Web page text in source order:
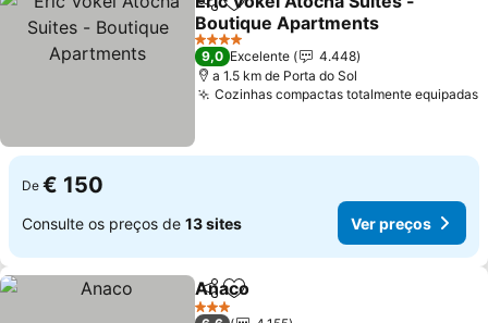
PartilharAdicionar aos favoritos
Boutique Apartments
Ver preços
4 Estrelas
9,0 Excelente
4.448
a 1.5 km de Porta do Sol
Cozinhas compactas totalmente equipadas
De € 150
Consulte os preços de 13 sites Ver preços
PartilharAdicionar aos favoritos
Anaco
3 Estrelas